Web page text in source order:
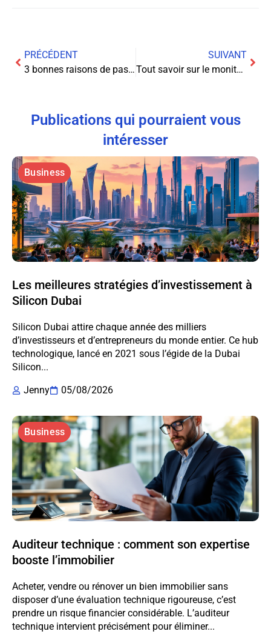
PRÉCÉDENT
3 bonnes raisons de passer à la formation en réalité virtuelle
SUIVANT
Tout savoir sur le moniteur Huawei MateView GT
Publications qui pourraient vous
intéresser
Business
Les meilleures stratégies d’investissement à
Silicon Dubai
Silicon Dubai attire chaque année des milliers
d’investisseurs et d’entrepreneurs du monde entier. Ce hub
technologique, lancé en 2021 sous l’égide de la Dubai
Silicon...
Jenny
05/08/2026
Business
Auditeur technique : comment son expertise
booste l’immobilier
Acheter, vendre ou rénover un bien immobilier sans
disposer d’une évaluation technique rigoureuse, c’est
prendre un risque financier considérable. L’auditeur
technique intervient précisément pour éliminer...